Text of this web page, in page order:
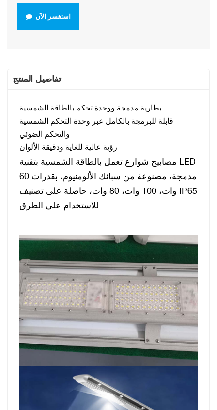
استفسر الآن
تفاصيل المنتج
بطارية مدمجة ووحدة تحكم بالطاقة الشمسية
قابلة للبرمجة بالكامل عبر وحدة التحكم الشمسية
والتحكم الضوئي
رؤية عالية للغاية ودقيقة الألوان
مصابيح شوارع تعمل بالطاقة الشمسية بتقنية LED
مدمجة، مصنوعة من سبائك الألومنيوم، بقدرات 60
وات، 100 وات، 80 وات، حاصلة على تصنيف IP65
للاستخدام على الطرق